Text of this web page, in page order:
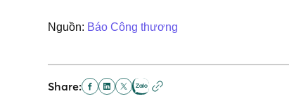
Nguồn: Báo Công thương
Share: